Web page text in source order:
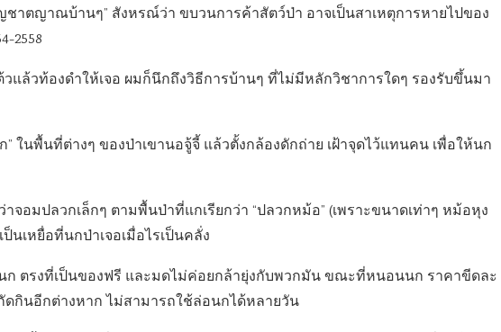
ชาตญาณบ้านๆ” สังหรณ์ว่า ขบวนการค้าสัตว์ป่า อาจเป็นสาเหตุการหายไปของ
2558
แล้วท้องดำให้เจอ ผมก็นึกถึงวิธีการบ้านๆ ที่ไม่มีหลักวิชาการใดๆ รองรับขึ้นมา
ในพื้นที่ต่างๆ ของป่าเขานอจู้จี้ แล้วตั้งกล้องดักถ่าย เฝ้าจุดไว้แทนคน เพื่อให้นก
าจอมปลวกเล็กๆ ตามพื้นป่าที่แกเรียกว่า “ปลวกหม้อ” (เพราะขนาดเท่าๆ หม้อหุง
ป็นเหยื่อที่นกป่าเจอเมื่อไรเป็นคลั่ง
ตรงที่เป็นของฟรี และมดไม่ค่อยกล้ายุ่งกับพวกมัน ขณะที่หนอนนก ราคาขีดละ
กินอีกต่างหาก ไม่สามารถใช้ล่อนกได้หลายวัน